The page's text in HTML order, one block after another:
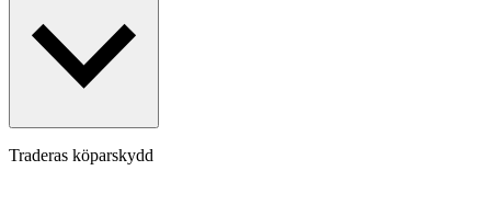
Traderas köparskydd